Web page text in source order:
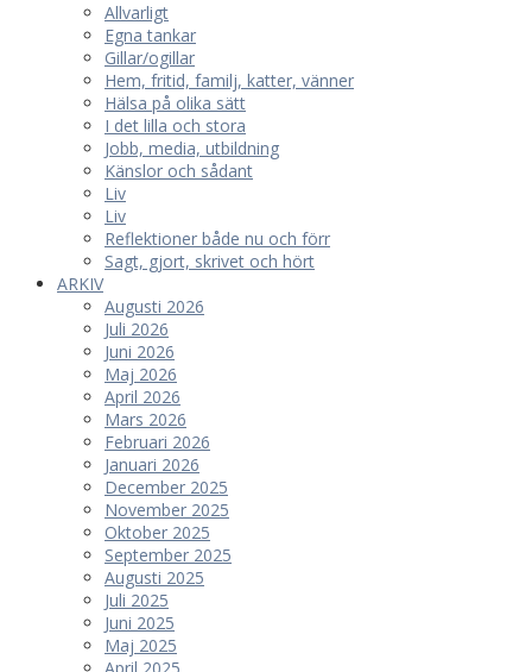
Allvarligt
Egna tankar
Gillar/ogillar
Hem, fritid, familj, katter, vänner
Hälsa på olika sätt
I det lilla och stora
Jobb, media, utbildning
Känslor och sådant
Liv
Liv
Reflektioner både nu och förr
Sagt, gjort, skrivet och hört
ARKIV
Augusti 2026
Juli 2026
Juni 2026
Maj 2026
April 2026
Mars 2026
Februari 2026
Januari 2026
December 2025
November 2025
Oktober 2025
September 2025
Augusti 2025
Juli 2025
Juni 2025
Maj 2025